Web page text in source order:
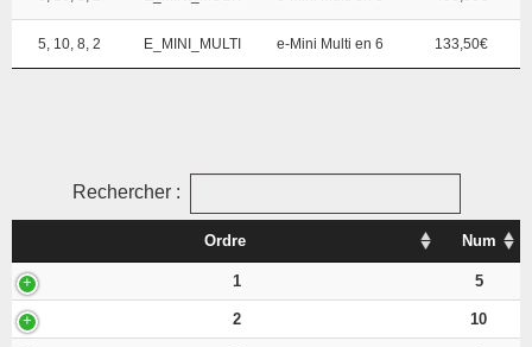
5, 10, 8, 2 E_MINI_MULTI e-Mini Multi en 6 133,50€
Rechercher :
Ordre Num
1 5
2 10